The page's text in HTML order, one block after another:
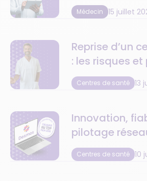
Médecin 15 juillet
Reprise d’un
: les risques
anticiper
Centres de santé 13
Innovation,
pilotage
de centre de
de la tech
Centres de santé 10